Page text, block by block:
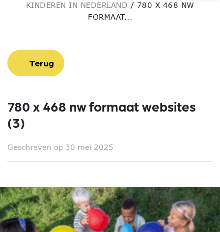
KINDEREN IN NEDERLAND / 780 X 468 NW
FORMAAT...
Terug
780 x 468 nw formaat websites
(3)
Geschreven op 30 mei 2025